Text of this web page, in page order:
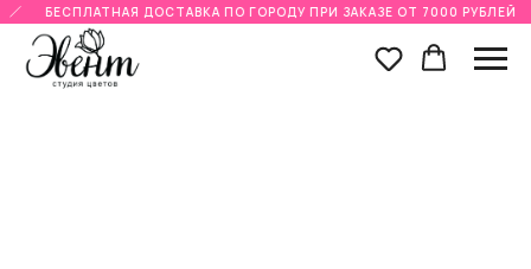
БЕСПЛАТНАЯ ДОСТАВКА ПО ГОРОДУ ПРИ ЗАКАЗЕ ОТ 7000 РУБЛЕЙ